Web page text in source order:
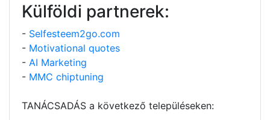
Külföldi partnerek:
- Selfesteem2go.com
- Motivational quotes
- AI Marketing
- MMC chiptuning
TANÁCSADÁS a következő településeken: